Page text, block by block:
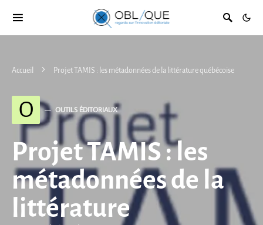
Accueil Projet TAMIS : les métadonnées de la littérature québécoise
O OUTILS ÉDITORIAUX
Projet TAMIS : les
métadonnées de la
littérature